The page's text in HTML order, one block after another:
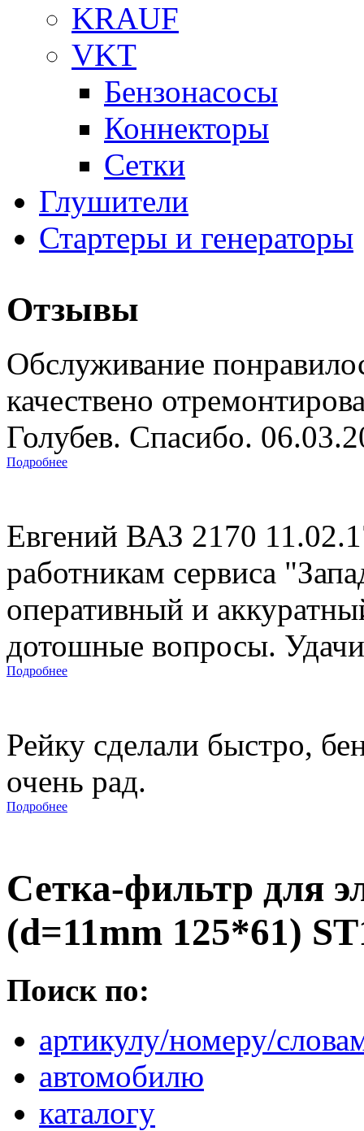
KRAUF
VKT
Бензонасосы
Коннекторы
Сетки
Глушители
Стартеры и генераторы
Отзывы
Обслуживание
качествено
Голубев. Спасибо.
Подробнее
Евгений ВАЗ 2170
работникам сервиса
оперативный и
дотошные вопросы. Удачи
Подробнее
Рейку сделали быстро,
очень рад.
Подробнее
Сетка-фильтр для
(d=11mm 125*61)
Поиск по:
артикулу/номеру/
автомобилю
каталогу